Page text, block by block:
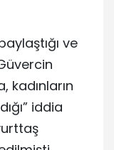
ve
kadınların
iddia